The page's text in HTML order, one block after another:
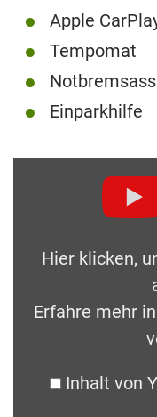
Apple
Tempomat
Einparkhilfe
Hier klicken,
Erfahre mehr
Inhalt von